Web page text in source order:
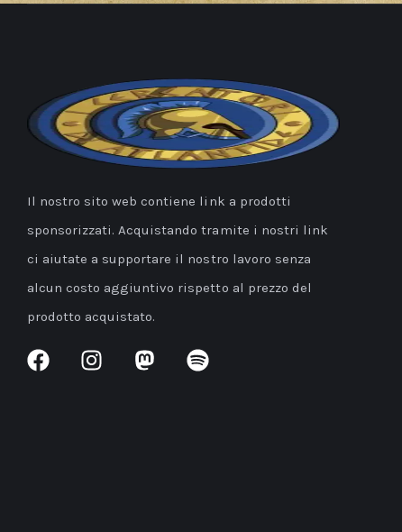
Il nostro sito web contiene link a prodotti
sponsorizzati. Acquistando tramite i nostri link
ci aiutate a supportare il nostro lavoro senza
alcun costo aggiuntivo rispetto al prezzo del
prodotto acquistato.